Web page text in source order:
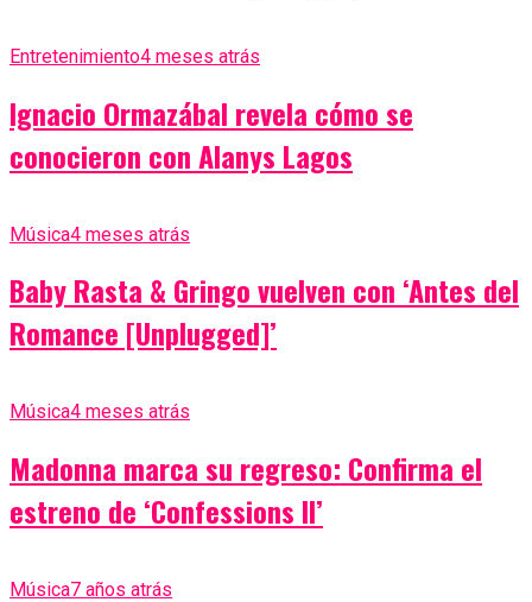
Entretenimiento4 meses atrás
Ignacio Ormazábal revela cómo se
conocieron con Alanys Lagos
Música4 meses atrás
Baby Rasta & Gringo vuelven con ‘Antes del
Romance [Unplugged]’
Música4 meses atrás
Madonna marca su regreso: Confirma el
estreno de ‘Confessions II’
Música7 años atrás